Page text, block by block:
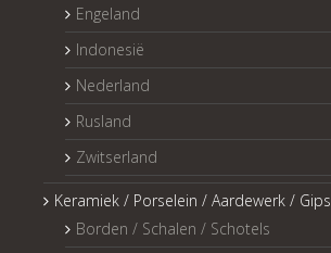
Engeland
Indonesië
Nederland
Rusland
Zwitserland
Keramiek / Porselein / Aardewerk / Gips
Borden / Schalen / Schotels